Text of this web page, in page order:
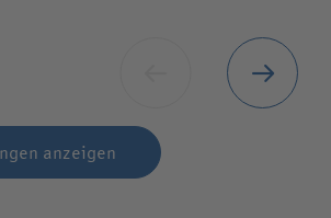
Vorheriges
anzeigen